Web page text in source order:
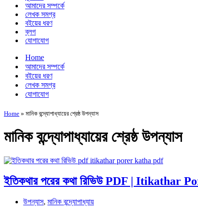
আমাদের সম্পর্কে
লেখক সমগ্র
বইয়ের ধরণ
ব্লগ
যোগাযোগ
Home
আমাদের সম্পর্কে
বইয়ের ধরণ
লেখক সমগ্র
যোগাযোগ
Home » মানিক বন্দ্যোপাধ্যায়ের শ্রেষ্ঠ উপন্যাস
মানিক বন্দ্যোপাধ্যায়ের শ্রেষ্ঠ উপন্যাস
ইতিকথার পরের কথা রিভিউ PDF | Itikathar
উপন্যাস, মানিক বন্দ্যোপাধ্যায়